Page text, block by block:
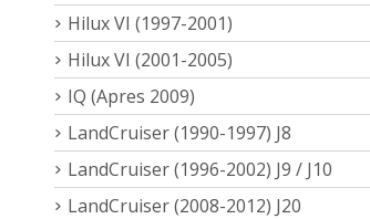
Hilux VI (1997-2001)
Hilux VI (2001-2005)
IQ (Apres 2009)
LandCruiser (1990-1997) J8
LandCruiser (1996-2002) J9 / J10
LandCruiser (2008-2012) J20